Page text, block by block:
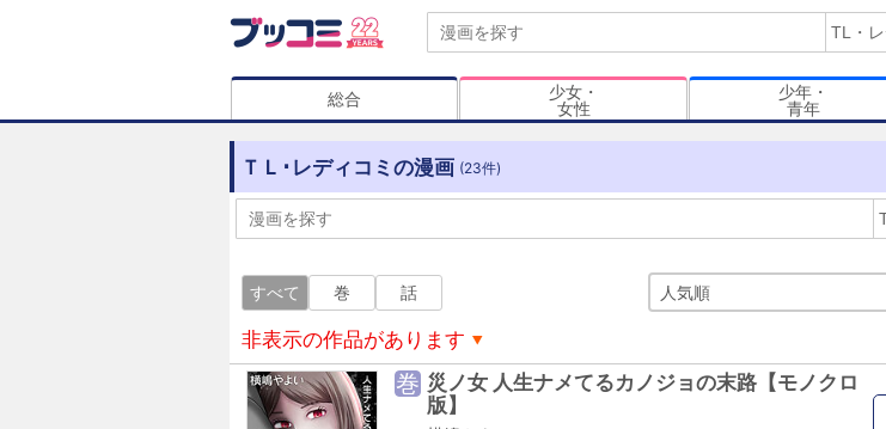
総合
少女・
女性
少年・
青年
ＴＬ･レディコミの漫画 (23件)
すべて 巻 話
非表示の作品があります
巻 災ノ女 人生ナメてるカノジョの末路【モノクロ
版】